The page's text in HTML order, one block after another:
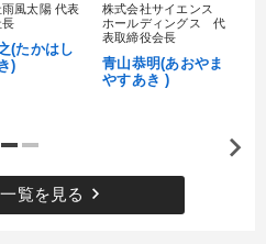
refresh
ル）からお探しいただけます
長 資産運用
風太陽 代表
長
(たかはし
)
株式会社サイエンス
ホールディングス 代
表取締役会長
青山恭明(あおやま
やすあき )
覧を見る keyboard_arrow_right